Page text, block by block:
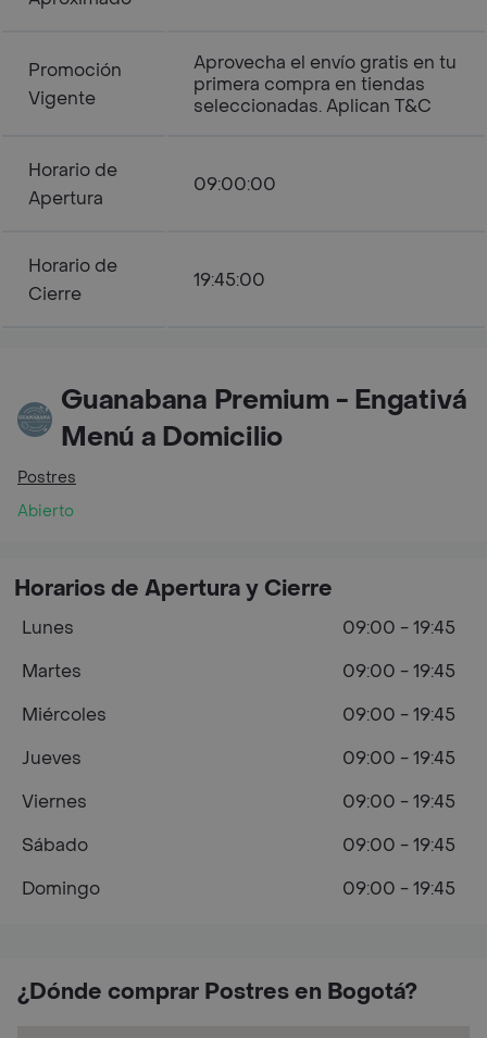
Promoción
Vigente
Aprovecha el envío gratis en tu
primera compra en tiendas
seleccionadas. Aplican T&C
Horario de
Apertura
09:00:00
Horario de
Cierre
19:45:00
Guanabana Premium - Engativá
Menú a Domicilio
Postres
Abierto
¿Dónde comprar Postres en Bogotá?
Horarios de Apertura y Cierre
Lunes
09:00 - 19:45
Martes
09:00 - 19:45
Miércoles
09:00 - 19:45
Jueves
09:00 - 19:45
Viernes
09:00 - 19:45
Sábado
09:00 - 19:45
Domingo
09:00 - 19:45